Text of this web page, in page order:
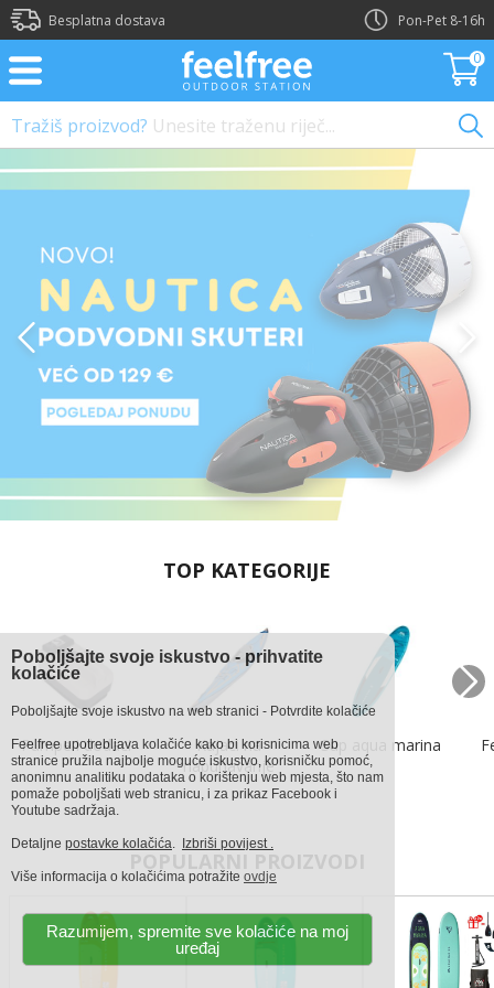
Besplatna dostava Pon-Pet 8-16h
0
Tražiš proizvod? Unesite traženu riječ...
TOP KATEGORIJE
Pumpe i dodaci
Kajaci na
napuhavanje
Sup aqua marina
Poboljšajte svoje iskustvo - prihvatite
kolačiće
Poboljšajte svoje iskustvo na web stranici - Potvrdite kolačiće
Feelfree upotrebljava kolačiće kako bi korisnicima web
stranice pružila najbolje moguće iskustvo, korisničku pomoć,
anonimnu analitiku podataka o korištenju web mjesta, što nam
pomaže poboljšati web stranicu, i za prikaz Facebook i
Youtube sadržaja.
Detaljne postavke kolačića. Izbriši povijest .
Više informacija o kolačićima potražite ovdje
Razumijem, spremite sve kolačiće na moj
uređaj
?>